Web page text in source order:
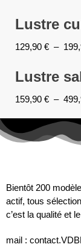
Lustre
129,90 € –
Lustre
159,90 € –
Bientôt 200
actif, tous
c’est la qualité et
mail :